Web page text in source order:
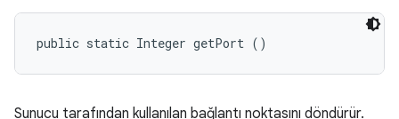
public static Integer getPort ()
Sunucu tarafından kullanılan bağlantı noktasını döndürür.